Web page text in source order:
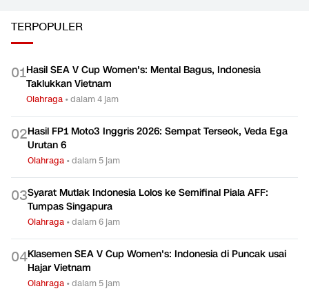
TERPOPULER
01Hasil SEA V Cup Women's: Mental Bagus, Indonesia
Taklukkan Vietnam
Olahraga •dalam 4 jam
02Hasil FP1 Moto3 Inggris 2026: Sempat Terseok, Veda Ega
Urutan 6
Olahraga •dalam 5 jam
03Syarat Mutlak Indonesia Lolos ke Semifinal Piala AFF:
Tumpas Singapura
Olahraga •dalam 6 jam
04Klasemen SEA V Cup Women's: Indonesia di Puncak usai
Hajar Vietnam
Olahraga •dalam 5 jam